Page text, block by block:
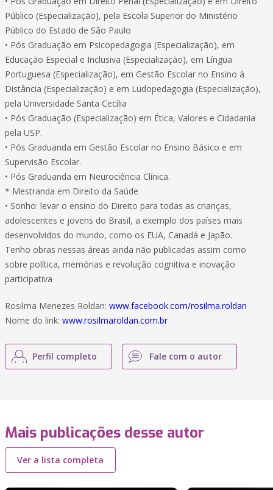
Público (Especialização), pela Escola Superior do Ministério
Público do Estado de São Paulo
• Pós Graduação em Psicopedagogia (Especialização), em
Educação Especial e Inclusiva (Especialização), em Língua
Portuguesa (Especialização), em Gestão Escolar no Ensino à
Distância (Especialização) e em Ludopedagogia (Especialização),
pela Universidade Santa Cecília
• Pós Graduação (Especialização) em Ética, Valores e Cidadania
pela USP.
• Pós Graduanda em Gestão Escolar no Ensino Básico e em
Supervisão Escolar.
• Pós Graduanda em Neurociência Clínica.
* Mestranda em Direito da Saúde
• Sonho: levar o ensino do Direito para todas as crianças,
adolescentes e jovens do Brasil, a exemplo dos países mais
desenvolvidos do mundo, como os EUA, Canadá e Japão.
Tenho obras nessas áreas ainda não publicadas assim como
sobre política, memórias e revolução cognitiva e inovação
participativa
Rosilma Menezes Roldan: www.facebook.com/rosilma.roldan
Nome do link: www.rosilmaroldan.com.br
Perfil completo Fale com o autor
Mais publicações desse autor
Ver a lista completa